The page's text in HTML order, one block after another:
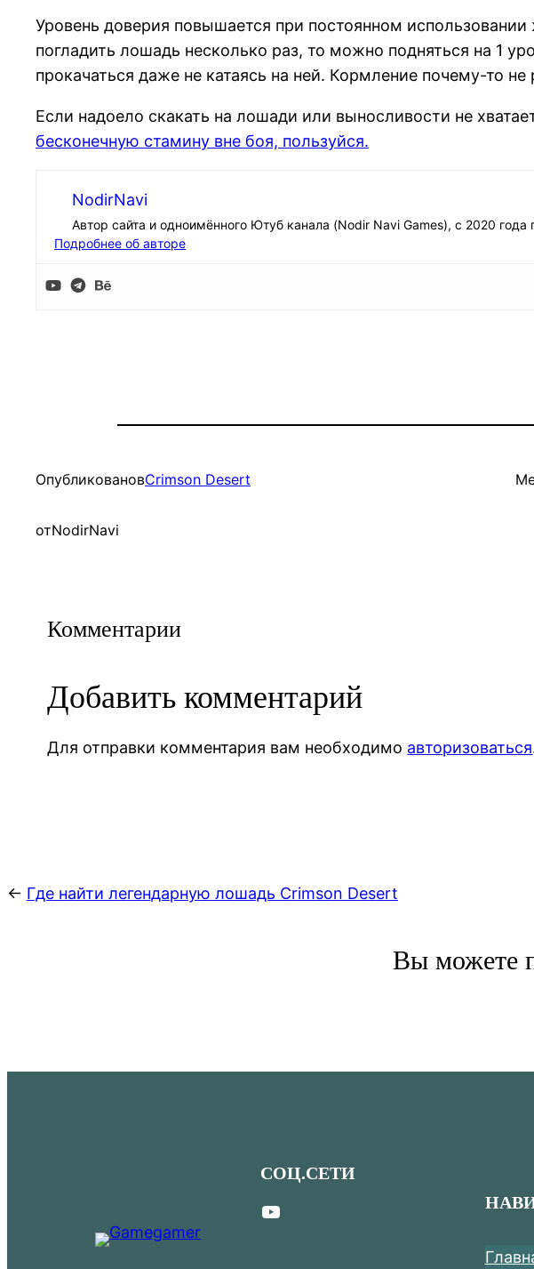
Уровень доверия повышается при постоянном
погладить лошадь несколько раз, то можно подняться на 1
прокачаться даже не катаясь на ней. Кормление почему-то не
Если надоело скакать на лошади или выносливости не
бесконечную стамину вне боя, пользуйся.
NodirNavi
Автор сайта и одноимённого Ютуб канала (Nodir Navi Games), с 2020
Подробнее об авторе
ОпубликовановCrimson Desert
отNodirNavi
Комментарии
Добавить комментарий
Для отправки комментария вам необходимо авторизоваться
← Где найти легендарную лошадь Crimson Desert
Вы можете
СОЦ.СЕТИ
YouTube